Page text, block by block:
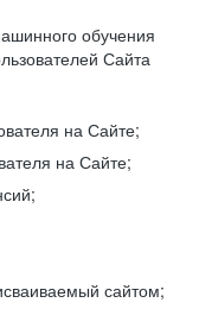
обучения
Сайта
на Сайте;
на Сайте;
сайтом;